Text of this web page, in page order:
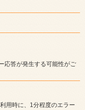
応答が発生する可能性がご
用時に、1分程度のエラー